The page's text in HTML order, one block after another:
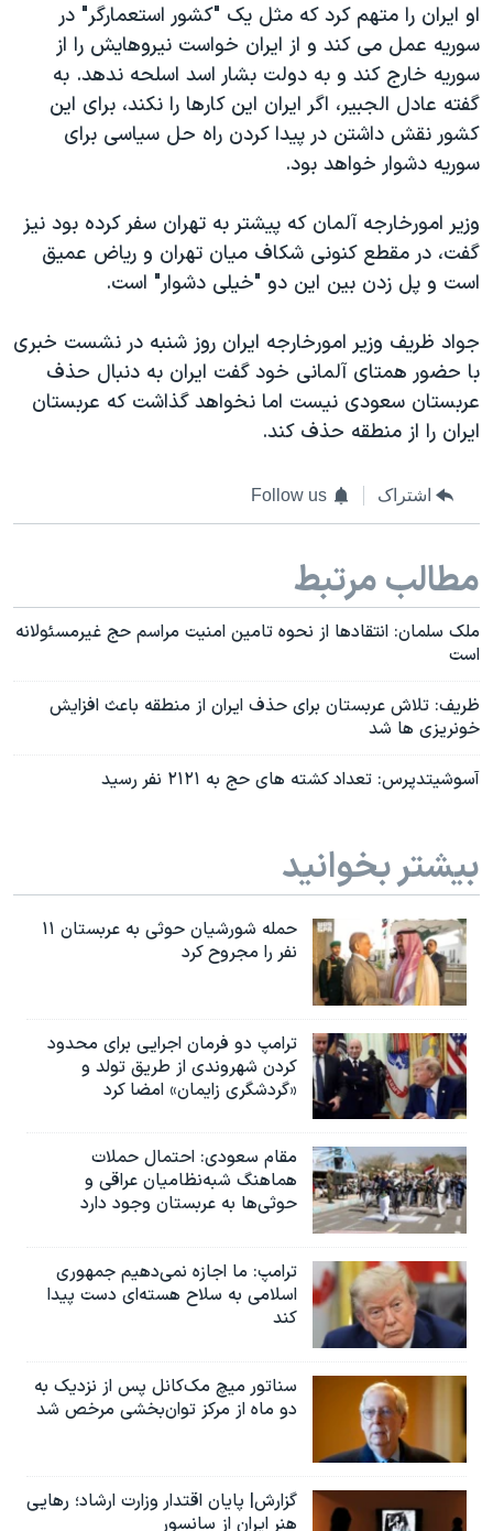
او ایران را متهم کرد که مثل یک "کشور استعمارگر" در
سوریه عمل می کند و از ایران خواست نیروهایش را از
سوریه خارج کند و به دولت بشار اسد اسلحه ندهد. به
گفته عادل الجبیر، اگر ایران این کارها را نکند، برای این
کشور نقش داشتن در پیدا کردن راه حل سیاسی برای
سوریه دشوار خواهد بود.
وزیر امورخارجه آلمان که پیشتر به تهران سفر کرده بود نیز
گفت، در مقطع کنونی شکاف میان تهران و ریاض عمیق
است و پل زدن بین این دو "خیلی دشوار" است.
جواد ظریف وزیر امورخارجه ایران روز شنبه در نشست خبری
با حضور همتای آلمانی خود گفت ایران به دنبال حذف
عربستان سعودی نیست اما نخواهد گذاشت که عربستان
ایران را از منطقه حذف کند.
اشتراک Follow us
مطالب مرتبط
ملک سلمان: انتقادها از نحوه تامین امنیت مراسم حج غیرمسئولانه
است
ظریف: تلاش عربستان برای حذف ایران از منطقه باعث افزایش
خونریزی ها شد
آسوشیتدپرس: تعداد کشته های حج به ۲۱۲۱ نفر رسید
بیشتر بخوانید
حمله شورشیان حوثی به عربستان ۱۱
نفر را مجروح کرد
ترامپ دو فرمان اجرایی برای محدود
کردن شهروندی از طریق تولد و
«گردشگری زایمان» امضا کرد
مقام سعودی: احتمال حملات
هماهنگ شبه‌نظامیان عراقی و
حوثی‌ها به عربستان وجود دارد
ترامپ: ما اجازه نمی‌دهیم جمهوری
اسلامی به سلاح هسته‌ای دست پیدا
کند
سناتور میچ مک‌کانل پس از نزدیک به
دو ماه از مرکز توان‌بخشی مرخص شد
گزارش| پایان اقتدار وزارت ارشاد؛ رهایی
هنر ایران از سانسور